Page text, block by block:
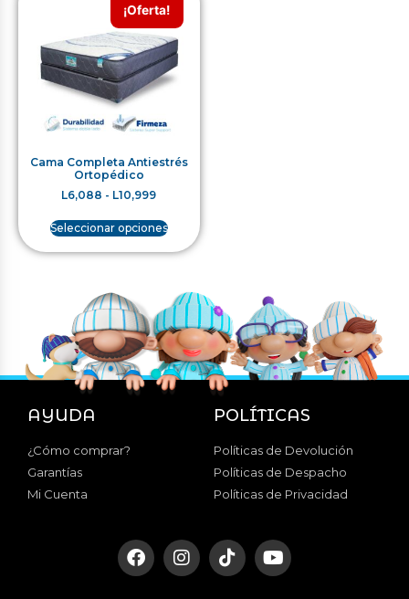
¡Oferta!
Cama Completa Antiestrés
Ortopédico
L6,088 - L10,999
Seleccionar opciones
AYUDA
¿Cómo comprar?
Garantías
Mi Cuenta
POLÍTICAS
Políticas de Devolución
Políticas de Despacho
Políticas de Privacidad